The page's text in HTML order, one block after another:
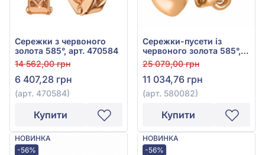
Сережки з червоного
золота 585°, арт. 470584
14 562,00 грн
6 407,28 грн
(арт. 470584)
Купити
Сережки-пусети із
червоного золота 585°,
арт. 580082
25 079,00 грн
11 034,76 грн
(арт. 580082)
Купити
НОВИНКА
-56%
НОВИНКА
-56%